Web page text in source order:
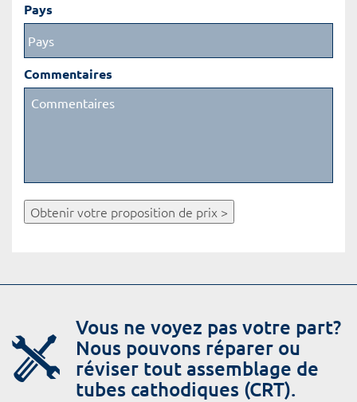
Pays
Commentaires
Obtenir votre proposition de prix >
Vous ne voyez pas votre part?
Nous pouvons réparer ou
réviser tout assemblage de
tubes cathodiques (CRT).